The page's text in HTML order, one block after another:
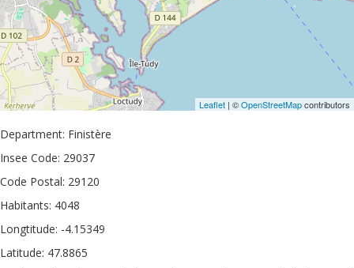
Leaflet | ©OpenStreetMapcontributors
Department: Finistère
Insee Code: 29037
Code Postal: 29120
Habitants: 4048
Longtitude: -4.15349
Latitude: 47.8865